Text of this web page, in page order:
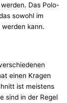
Das Polo-
sowohl im
kann.
einen Kragen
ist meistens
sind in der Regel